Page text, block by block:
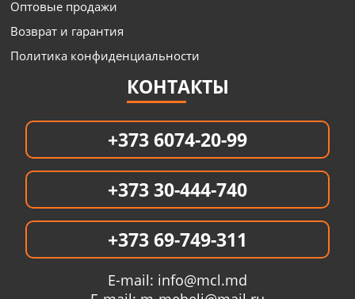
Оптовые продажи
Возврат и гарантия
Политика конфиденциальности
КОНТАКТЫ
+373 6074-20-99
+373 30-444-740
+373 69-749-311
E-mail: info@mcl.md